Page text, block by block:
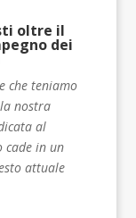
oltre il
dei
che teniamo
nostra
al
cade in un
attuale